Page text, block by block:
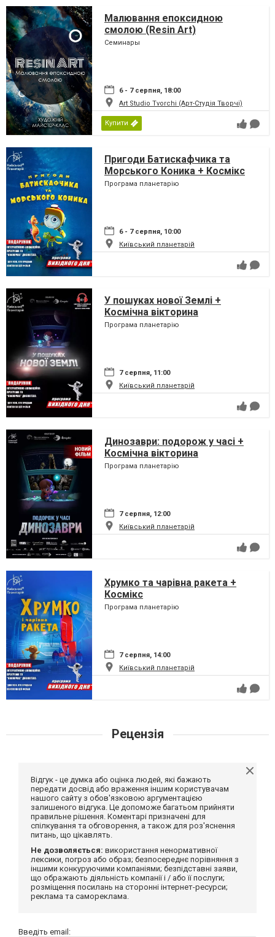
Малювання епоксидною
смолою (Resin Art)
Семинары
6 - 7 серпня, 18:00
Art Studio Tvorchi (Арт-Студія Творчі)
Купити
Пригоди Батискафчика та
Морського Коника + Космікс
Програма планетарію
6 - 7 серпня, 10:00
Київський планетарій
У пошуках нової Землі +
Космічна вікторина
Програма планетарію
7 серпня, 11:00
Київський планетарій
Динозаври: подорож у часі +
Космічна вікторина
Програма планетарію
7 серпня, 12:00
Київський планетарій
Хрумко та чарівна ракета +
Космікс
Програма планетарію
7 серпня, 14:00
Київський планетарій
Рецензія
Відгук - це думка або оцінка людей, які бажають
передати досвід або враження іншим користувачам
нашого сайту з обов'язковою аргументацією
залишеного відгука. Це допоможе багатьом прийняти
правильне рішення. Коментарі призначені для
спілкування та обговорення, а також для роз'яснення
питань, що цікавлять.
Не дозволяється: використання ненормативної
лексики, погроз або образ; безпосереднє порівняння з
іншими конкуруючими компаніями; безпідставні заяви,
що ображають діяльність компанії і / або її послуги;
розміщення посилань на сторонні інтернет-ресурси;
реклама та самореклама.
Введіть email: